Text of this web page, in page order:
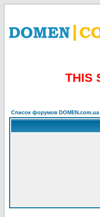
THIS
Список форумов DOMEN.com.ua